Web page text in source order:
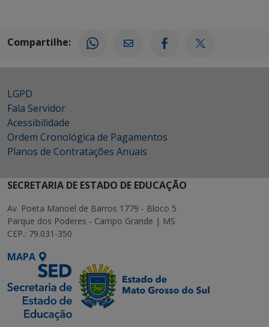
Compartilhe:
LGPD
Fala Servidor
Acessibilidade
Ordem Cronológica de Pagamentos
Planos de Contratações Anuais
SECRETARIA DE ESTADO DE EDUCAÇÃO
Av. Poeta Manoel de Barros 1779 - Bloco 5
Parque dos Poderes - Campo Grande | MS
CEP.: 79.031-350
MAPA